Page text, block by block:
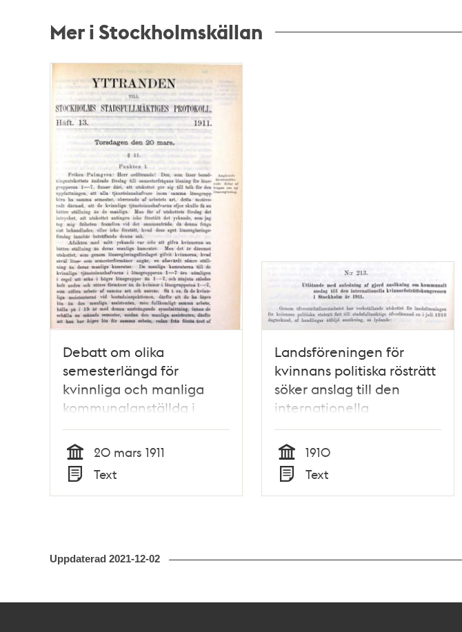
Mer i Stockholmskällan
Relaterade
poster
och
teman
Debatt om olika
semesterlängd för
kvinnliga och manliga
kommunalanställda i
stadsfullmäktige 20 mars
1911
Tid
20 mars 1911
Typ
Text
Landsföreningen för
kvinnans politiska rösträtt
söker anslag till den
internationella
kongressen
Tid
1910
Typ
Text
Uppdaterad 2021-12-02